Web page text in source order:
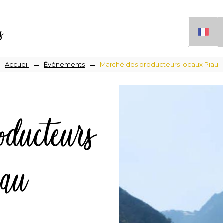
Fil
Accueil Évènements Marché des producteurs locaux Piau